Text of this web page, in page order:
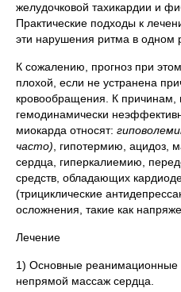
желудочковой тахикардии и
Практические подходы к
эти нарушения ритма в одном
К сожалению, прогноз при
плохой, если не устранена
кровообращения. К
гемодинамически
миокарда относят:
часто), гипотермию, ацидоз,
сердца, гиперкалиемию,
средств, обладающих
(трициклические
осложнения, такие как
Лечение
1) Основные
непрямой массаж сердца.